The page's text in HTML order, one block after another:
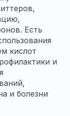
Есть
кислот
и
и болезни